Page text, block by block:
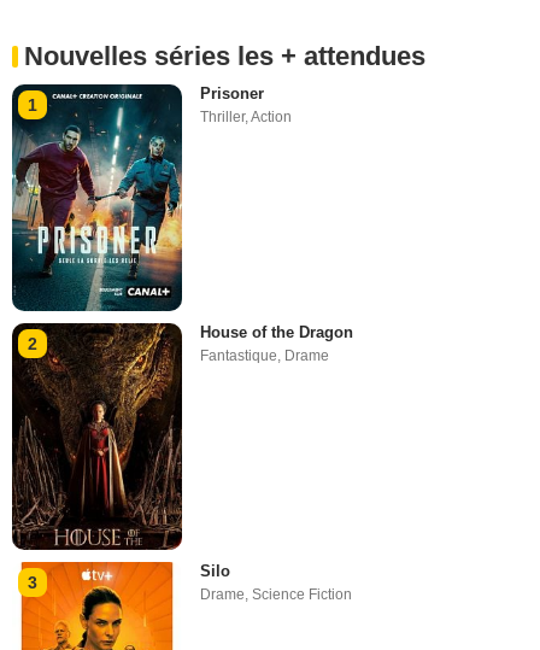
Nouvelles séries les + attendues
1
Prisoner
Thriller,Action
2
House of the Dragon
Fantastique, Drame
3
Silo
Drame,Science Fiction